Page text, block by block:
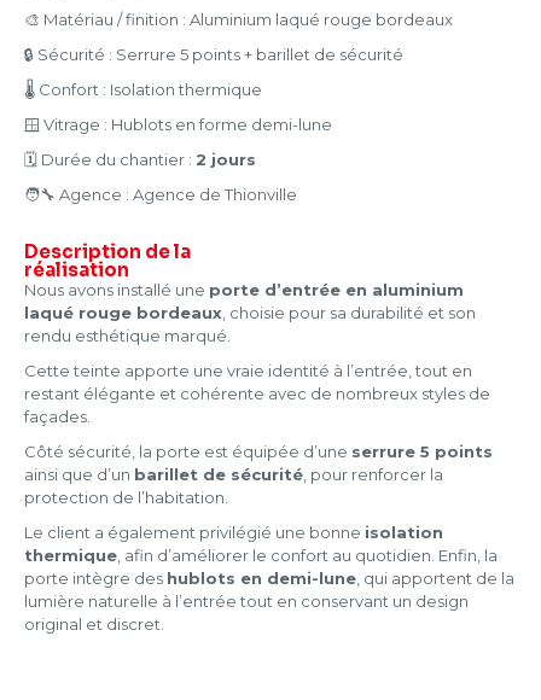
🎨 Matériau / finition : Aluminium laqué rouge bordeaux
🔒 Sécurité : Serrure 5 points + barillet de sécurité
🌡️ Confort : Isolation thermique
🪟 Vitrage : Hublots en forme demi-lune
🗓️ Durée du chantier : 2 jours
🧑‍🔧 Agence : Agence de Thionville
Description de la
réalisation
Nous avons installé une porte d’entrée en aluminium
laqué rouge bordeaux , choisie pour sa durabilité et son
rendu esthétique marqué.
Cette teinte apporte une vraie identité à l’entrée, tout en
restant élégante et cohérente avec de nombreux styles de
façades.
Côté sécurité, la porte est équipée d’une serrure 5 points
ainsi que d’un barillet de sécurité , pour renforcer la
protection de l’habitation.
Le client a également privilégié une bonne isolation
thermique , afin d’améliorer le confort au quotidien. Enfin, la
porte intègre des hublots en demi-lune , qui apportent de la
lumière naturelle à l’entrée tout en conservant un design
original et discret.